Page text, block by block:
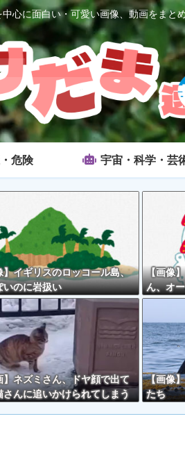
心に面白い・可愛い画像、動画をまと
危険 宇宙・科学・芸
】イギリスのロッコール島、
いのに岩扱い
【画像
ん、オ
キが精
】ネズミさん、ドヤ顔で出て
さんに追いかけられてしまう
【画像
たち